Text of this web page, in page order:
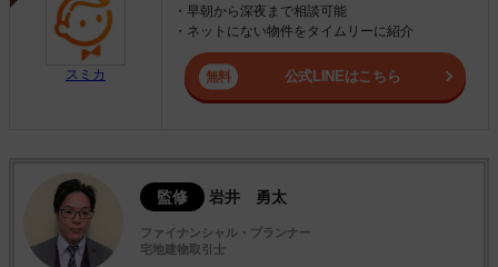
スミカ
・早朝から深夜まで相談可能
・ネットにない物件をタイムリーに紹介
公式LINEはこちら
監修 岩井 勇太
ファイナンシャル・プランナー
宅地建物取引士